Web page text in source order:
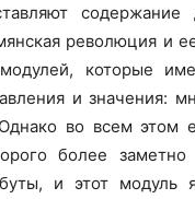
содержание
революция и
модулей, которые
и значения:
во всем этом
более
и этот модуль